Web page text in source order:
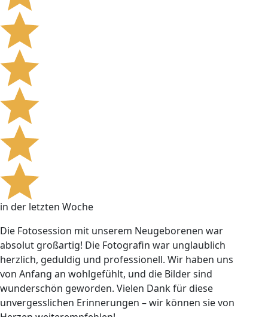
in der letzten Woche
Die Fotosession mit unserem Neugeborenen war
absolut großartig! Die Fotografin war unglaublich
herzlich, geduldig und professionell. Wir haben uns
von Anfang an wohlgefühlt, und die Bilder sind
wunderschön geworden. Vielen Dank für diese
unvergesslichen Erinnerungen – wir können sie von